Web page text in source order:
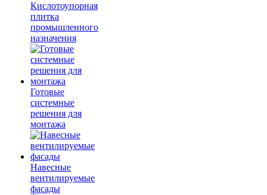
Кислотоупорная
плитка
промышленного
назначения
Готовые
системные
решения для
монтажа
Навесные
вентилируемые
фасады